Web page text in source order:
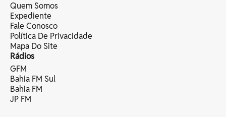
Quem Somos
Expediente
Fale Conosco
Política De Privacidade
Mapa Do Site
Rádios
GFM
Bahia FM Sul
Bahia FM
JP FM